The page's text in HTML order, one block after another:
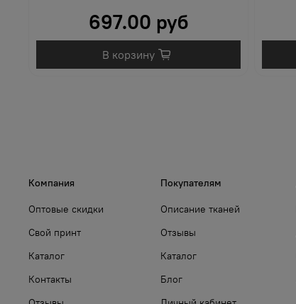
697.00 руб
В корзину
Компания
Оптовые скидки
Свой принт
Каталог
Контакты
Покупателям
Описание тканей
Отзывы
Каталог
Блог